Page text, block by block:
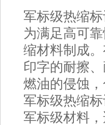
军标级热缩
为满足高可
缩材料制成
印字的耐擦
燃油的侵蚀
军标级热缩
军标级材料